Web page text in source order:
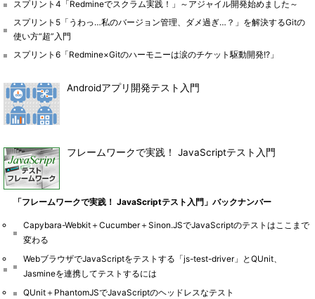
スプリント4「Redmineでスクラム実践！」～アジャイル開発始めました～
スプリント5「うわっ…私のバージョン管理、ダメ過ぎ…？」を解決するGitの
使い方“超”入門
スプリント6「Redmine×Gitのハーモニーは涙のチケット駆動開発!?」
Androidアプリ開発テスト入門
フレームワークで実践！ JavaScriptテスト入門
「フレームワークで実践！ JavaScriptテスト入門」バックナンバー
Capybara-Webkit＋Cucumber＋Sinon.JSでJavaScriptのテストはここまで
変わる
WebブラウザでJavaScriptをテストする「js-test-driver」とQUnit、
Jasmineを連携してテストするには
QUnit＋PhantomJSでJavaScriptのヘッドレスなテスト